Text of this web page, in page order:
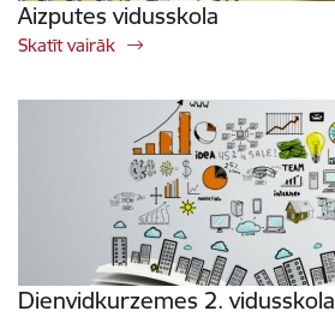
Aizputes vidusskola
Skatīt vairāk
Dienvidkurzemes 2. vidusskola